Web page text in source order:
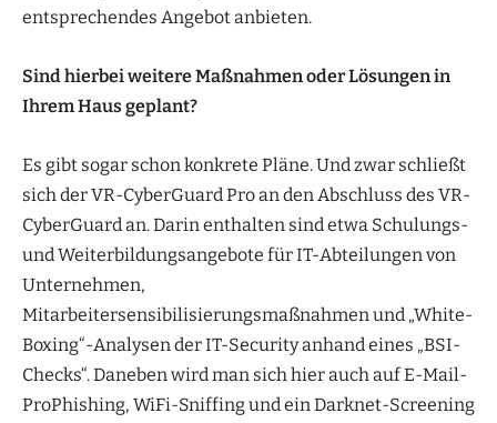
entsprechendes Angebot anbieten.
Sind hierbei weitere Maßnahmen oder Lösungen in
Ihrem Haus geplant?
Es gibt sogar schon konkrete Pläne. Und zwar schließt
sich der VR-CyberGuard Pro an den Abschluss des VR-
CyberGuard an. Darin enthalten sind etwa Schulungs-
und Weiterbildungsangebote für IT-Abteilungen von
Unternehmen,
Mitarbeitersensibilisierungsmaßnahmen und „White-
Boxing“-Analysen der IT-Security anhand eines „BSI-
Checks“. Daneben wird man sich hier auch auf E-Mail-
ProPhishing, WiFi-Sniffing und ein Darknet-Screening